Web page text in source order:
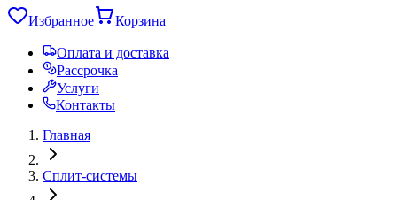
Избранное Корзина
Оплата и доставка
Рассрочка
Услуги
Контакты
Главная
Сплит-системы